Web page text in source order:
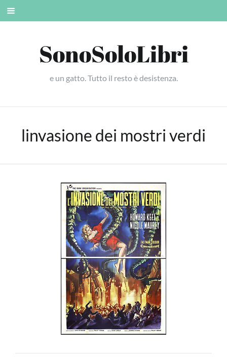
Skip
SonoSoloLibri
e un gatto. Tutto il resto è desistenza.
linvasione dei mostri verdi